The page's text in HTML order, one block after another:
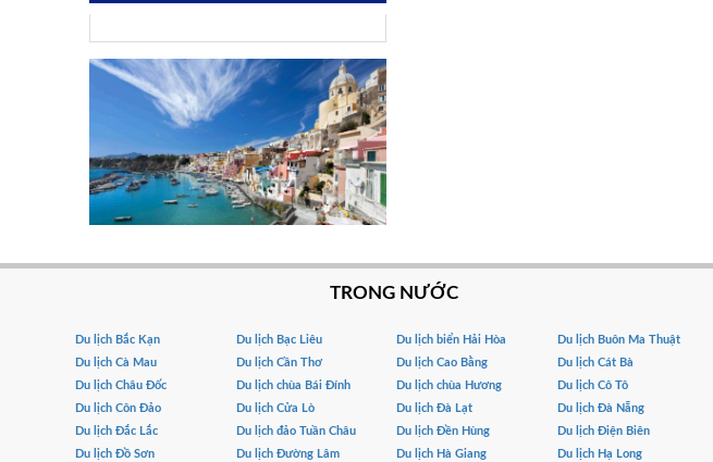
TRONG NƯỚC
Du lịch Bắc Kạn Du lịch Bạc Liêu Du lịch biển Hải Hòa
Du lịch Buôn Ma Thuật
Du lịch Cà Mau
Du lịch Cần Thơ Du lịch Cao Bằng
Du lịch Cát Bà
Du lịch Châu Đốc
Du lịch chùa Bái Đính Du lịch chùa Hương
Du lịch Cô Tô
Du lịch Côn Đảo
Du lịch Cửa Lò Du lịch Đà Lạt
Du lịch Đà Nẵng
Du lịch Đắc Lắc
Du lịch đảo Tuần Châu Du lịch Đền Hùng
Du lịch Điện Biên
Du lịch Đồ Sơn
Du lịch Đường Lâm Du lịch Hà Giang
Du lịch Hạ Long